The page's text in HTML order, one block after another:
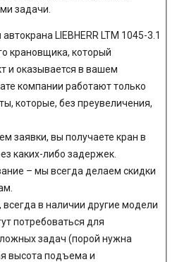
задачи.
LIEBHERR LTM 1045-3.1
крановщика, который
и оказывается в вашем
компании работают только
которые, без преувеличения,
заявки, вы получаете кран в
каких-либо задержек.
– мы всегда делаем скидки
в наличии другие модели
потребоваться для
задач (порой нужна
высота подъема и